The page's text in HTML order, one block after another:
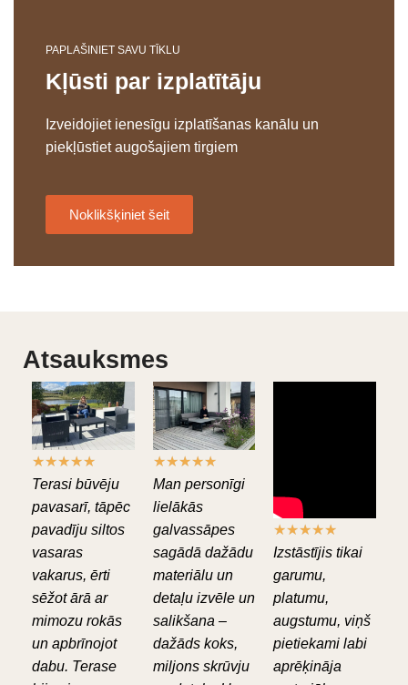
PAPLAŠINIET SAVU TĪKLU
Kļūsti par izplatītāju
Izveidojiet ienesīgu izplatīšanas kanālu un
piekļūstiet augošajiem tirgiem
Noklikšķiniet šeit
Atsauksmes
★★★★★
Terasi būvēju
pavasarī, tāpēc
pavadīju siltos
vasaras
vakarus, ērti
sēžot ārā ar
mimozu rokās
un apbrīnojot
dabu. Terase
★★★★★
Man personīgi
lielākās
galvassāpes
sagādā dažādu
materiālu un
detaļu izvēle un
salikšana –
dažāds koks,
miljons skrūvju
★★★★★
Izstāstījis tikai
garumu,
platumu,
augstumu, viņš
pietiekami labi
aprēķināja